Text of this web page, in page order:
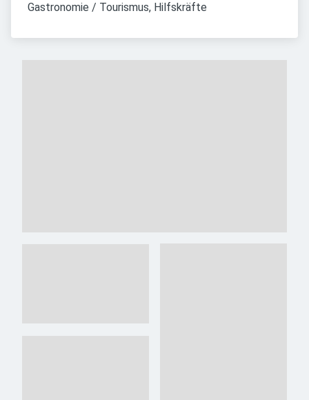
Gastronomie / Tourismus, Hilfskräfte